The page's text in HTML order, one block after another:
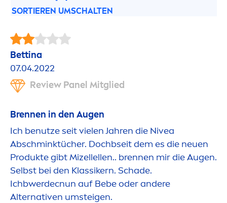
SORTIEREN UMSCHALTEN
Bettina
07.04.2022
Review Panel Mitglied
Brennen in den Augen
Ich benutze seit vielen Jahren die Nivea
Abschminktücher. Dochbseit dem es die neuen
Produkte gibt Mizellellen.. brennen mir die Augen.
Selbst bei den Klassikern. Schade.
Ichbwerdecnun auf Bebe oder andere
Alternativen umsteigen.